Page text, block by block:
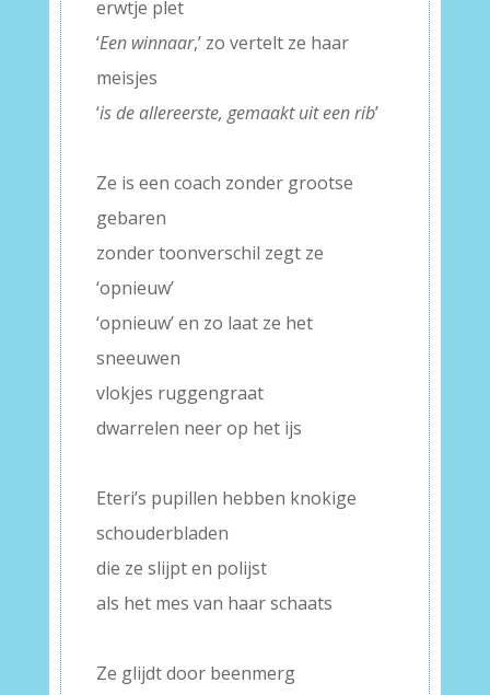
erwtje plet
‘Een winnaar,’ zo vertelt ze haar
meisjes
‘is de allereerste, gemaakt uit een rib’
Ze is een coach zonder grootse
gebaren
zonder toonverschil zegt ze
‘opnieuw’
‘opnieuw’ en zo laat ze het
sneeuwen
vlokjes ruggengraat
dwarrelen neer op het ijs
Eteri’s pupillen hebben knokige
schouderbladen
die ze slijpt en polijst
als het mes van haar schaats
Ze glijdt door beenmerg